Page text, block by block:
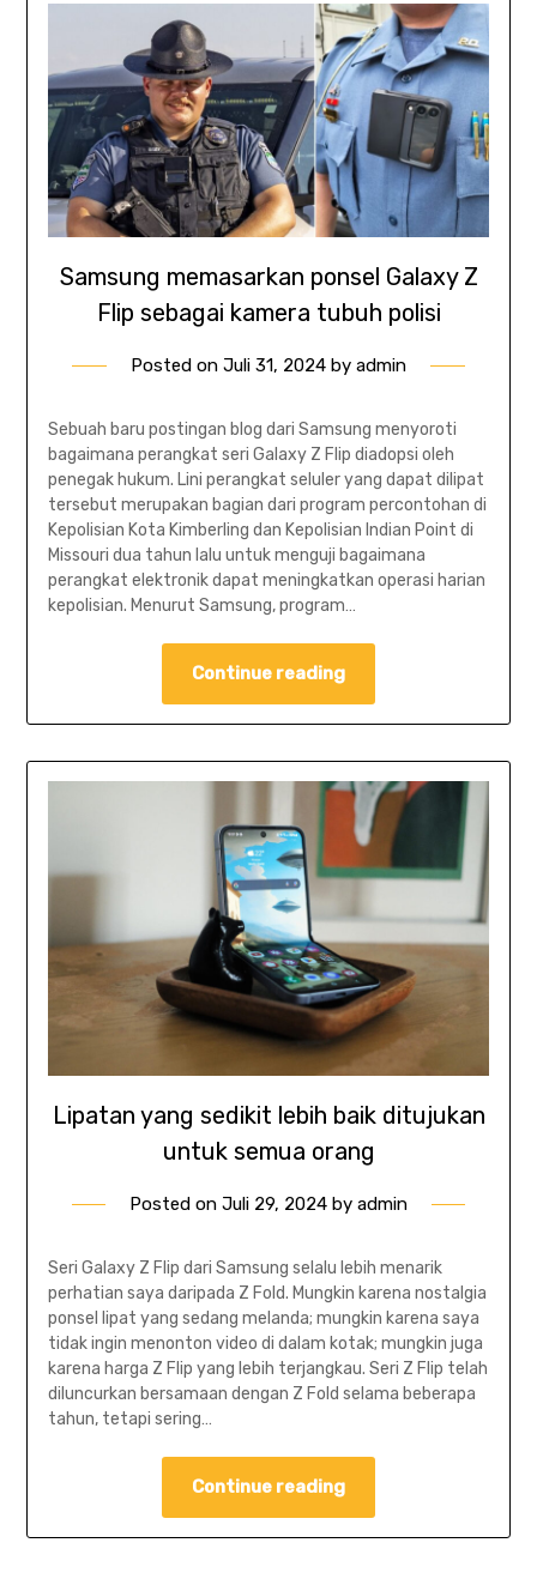
Samsung memasarkan ponsel Galaxy Z
Flip sebagai kamera tubuh polisi
Posted on Juli 31, 2024 by admin
Sebuah baru postingan blog dari Samsung menyoroti
bagaimana perangkat seri Galaxy Z Flip diadopsi oleh
penegak hukum. Lini perangkat seluler yang dapat dilipat
tersebut merupakan bagian dari program percontohan di
Kepolisian Kota Kimberling dan Kepolisian Indian Point di
Missouri dua tahun lalu untuk menguji bagaimana
perangkat elektronik dapat meningkatkan operasi harian
kepolisian. Menurut Samsung, program…
Continue reading
Lipatan yang sedikit lebih baik ditujukan
untuk semua orang
Posted on Juli 29, 2024 by admin
Seri Galaxy Z Flip dari Samsung selalu lebih menarik
perhatian saya daripada Z Fold. Mungkin karena nostalgia
ponsel lipat yang sedang melanda; mungkin karena saya
tidak ingin menonton video di dalam kotak; mungkin juga
karena harga Z Flip yang lebih terjangkau. Seri Z Flip telah
diluncurkan bersamaan dengan Z Fold selama beberapa
tahun, tetapi sering…
Continue reading